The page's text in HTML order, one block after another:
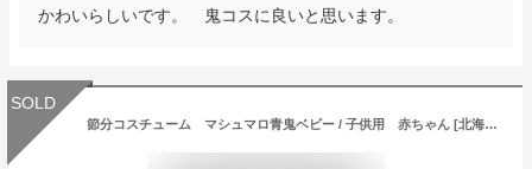
かわいらしいです。 鬼コスに良いと思います。
SOLD
節分コスチューム マシュマロ青鬼ベビー / 子供用 赤ちゃん [北海道 沖縄 離島への配送不可]